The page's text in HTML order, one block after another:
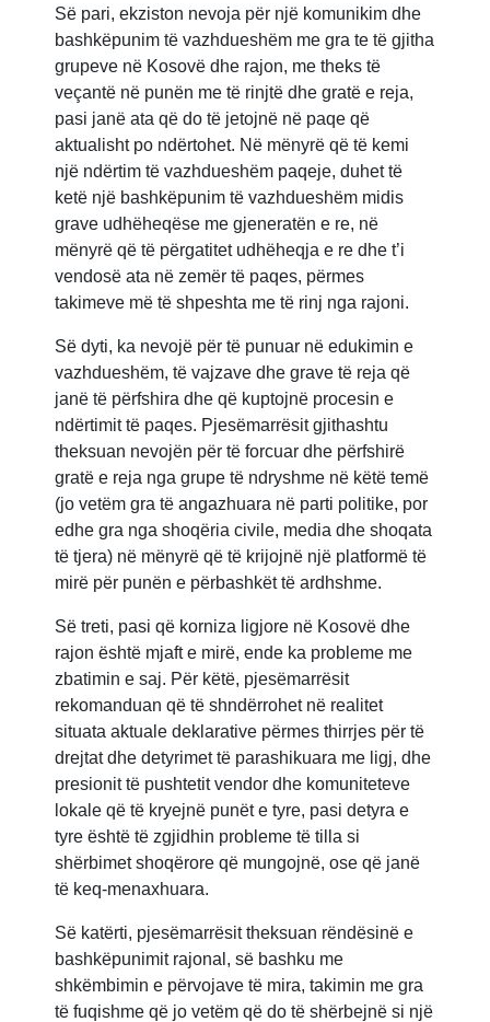
Së pari, ekziston nevoja për një komunikim dhe
bashkëpunim të vazhdueshëm me gra te të gjitha
grupeve në Kosovë dhe rajon, me theks të
veçantë në punën me të rinjtë dhe gratë e reja,
pasi janë ata që do të jetojnë në paqe që
aktualisht po ndërtohet. Në mënyrë që të kemi
një ndërtim të vazhdueshëm paqeje, duhet të
ketë një bashkëpunim të vazhdueshëm midis
grave udhëheqëse me gjeneratën e re, në
mënyrë që të përgatitet udhëheqja e re dhe t’i
vendosë ata në zemër të paqes, përmes
takimeve më të shpeshta me të rinj nga rajoni.
Së dyti, ka nevojë për të punuar në edukimin e
vazhdueshëm, të vajzave dhe grave të reja që
janë të përfshira dhe që kuptojnë procesin e
ndërtimit të paqes. Pjesëmarrësit gjithashtu
theksuan nevojën për të forcuar dhe përfshirë
gratë e reja nga grupe të ndryshme në këtë temë
(jo vetëm gra të angazhuara në parti politike, por
edhe gra nga shoqëria civile, media dhe shoqata
të tjera) në mënyrë që të krijojnë një platformë të
mirë për punën e përbashkët të ardhshme.
Së treti, pasi që korniza ligjore në Kosovë dhe
rajon është mjaft e mirë, ende ka probleme me
zbatimin e saj. Për këtë, pjesëmarrësit
rekomanduan që të shndërrohet në realitet
situata aktuale deklarative përmes thirrjes për të
drejtat dhe detyrimet të parashikuara me ligj, dhe
presionit të pushtetit vendor dhe komuniteteve
lokale që të kryejnë punët e tyre, pasi detyra e
tyre është të zgjidhin probleme të tilla si
shërbimet shoqërore që mungojnë, ose që janë
të keq-menaxhuara.
Së katërti, pjesëmarrësit theksuan rëndësinë e
bashkëpunimit rajonal, së bashku me
shkëmbimin e përvojave të mira, takimin me gra
të fuqishme që jo vetëm që do të shërbejnë si një